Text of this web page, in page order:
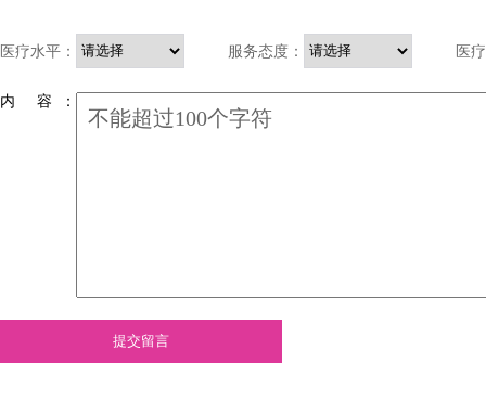
医疗水平： 服务态度： 医
内 容 ：
提交留言